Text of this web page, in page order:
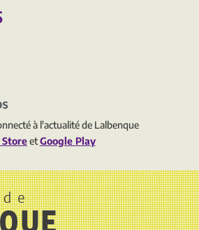
à l'actualité de Lalbenque
etGoogle Play